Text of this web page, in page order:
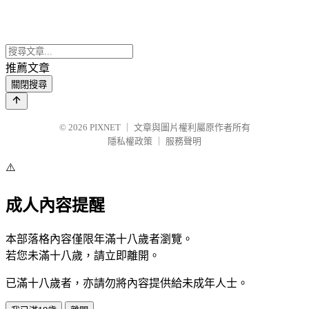
推薦文章
關閉搜尋
© 2026 PIXNET
文章與圖片權利屬原作者所有
隱私權政策
服務聲明
⚠️
成人內容提醒
本部落格內容僅限年滿十八歲者瀏覽。
若您未滿十八歲，請立即離開。
已滿十八歲者，亦請勿將內容提供給未成年人士。